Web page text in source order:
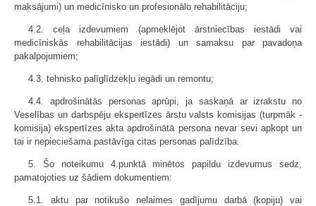
maksājumi) un medicīnisko un profesionālo rehabilitāciju;
4.2. ceļa izdevumiem (apmeklējot ārstniecības iestādi vai
medicīniskās rehabilitācijas iestādi) un samaksu par pavadoņa
pakalpojumiem;
4.3. tehnisko palīglīdzekļu iegādi un remontu;
4.4. apdrošinātās personas aprūpi, ja saskaņā ar izrakstu no
Veselības un darbspēju ekspertīzes ārstu valsts komisijas (turpmāk -
komisija) ekspertīzes akta apdrošinātā persona nevar sevi apkopt un
tai ir nepieciešama pastāvīga citas personas palīdzība.
5. Šo noteikumu 4.punktā minētos papildu izdevumus sedz,
pamatojoties uz šādiem dokumentiem:
5.1. aktu par notikušo nelaimes gadījumu darbā (kopiju) vai